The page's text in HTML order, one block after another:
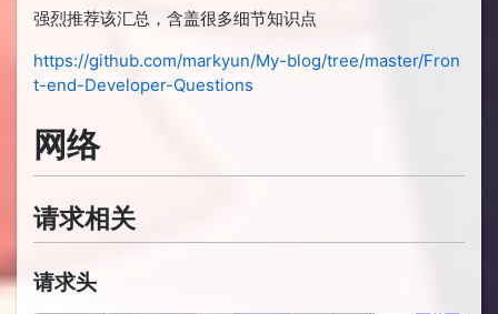
强烈推荐该汇总，含盖很多细节知识点
https://github.com/markyun/My-blog/tree/master/Fron
t-end-Developer-Questions
网络
请求相关
请求头